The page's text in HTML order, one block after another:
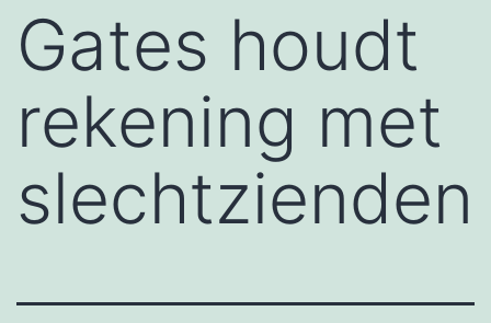
Gates houdt
rekening met
slechtzienden